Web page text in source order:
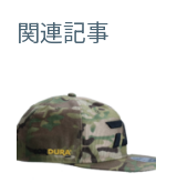
関連記事